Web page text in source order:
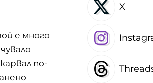
е много
по-
X